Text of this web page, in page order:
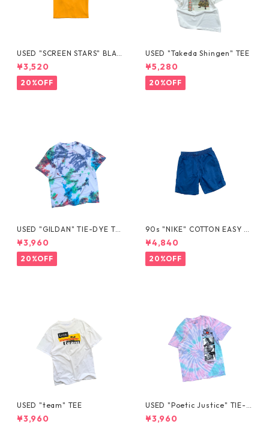
USED "SCREEN STARS" BLAN
K TEE
¥3,520
20%OFF
USED "Takeda Shingen" TEE
¥5,280
20%OFF
USED "GILDAN" TIE-DYE TE
E
¥3,960
20%OFF
90s "NIKE" COTTON EASY S
HORTS
¥4,840
20%OFF
USED "team" TEE
¥3,960
USED "Poetic Justice" TIE-D
YE TEE
¥3,960